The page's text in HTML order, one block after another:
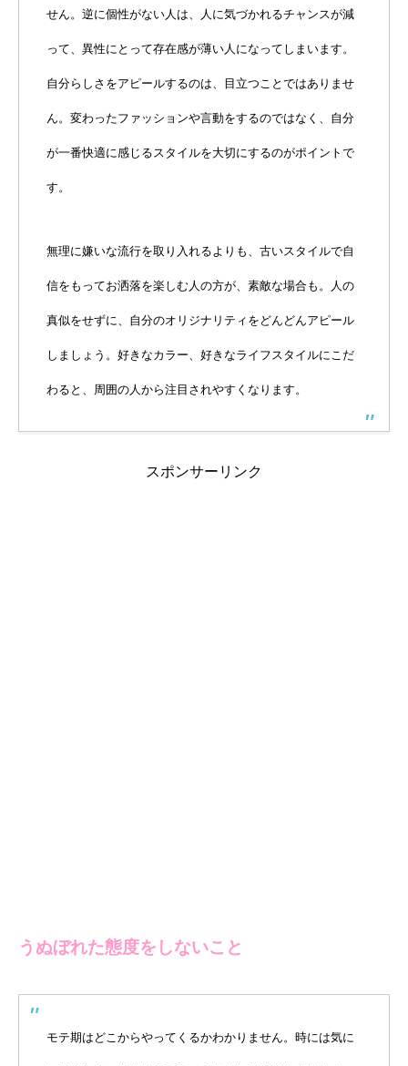
せん。逆に個性がない人は、人に気づかれるチャンスが減
って、異性にとって存在感が薄い人になってしまいます。
自分らしさをアピールするのは、目立つことではありませ
ん。変わったファッションや言動をするのではなく、自分
が一番快適に感じるスタイルを大切にするのがポイントで
す。
無理に嫌いな流行を取り入れるよりも、古いスタイルで自
信をもってお洒落を楽しむ人の方が、素敵な場合も。人の
真似をせずに、自分のオリジナリティをどんどんアピール
しましょう。好きなカラー、好きなライフスタイルにこだ
わると、周囲の人から注目されやすくなります。
スポンサーリンク
うぬぼれた態度をしないこと
モテ期はどこからやってくるかわかりません。時には気に